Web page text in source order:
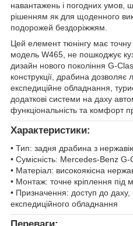
навантажень і погодних умов,
рішенням як для щоденного
подорожей бездоріжжям.
Цей елемент тюнінгу має точну
модель W465, не пошкоджує
дизайн нового покоління G-
конструкції, драбина дозволяє
експедиційне обладнання,
додаткові системи на даху
функціональність та комфорт
Характеристики:
• Тип: задня драбина з
• Сумісність: Mercedes-Benz
• Матеріал: високоякісна
• Монтаж: точне кріплення
• Призначення: доступ до
експедиційного обладнання